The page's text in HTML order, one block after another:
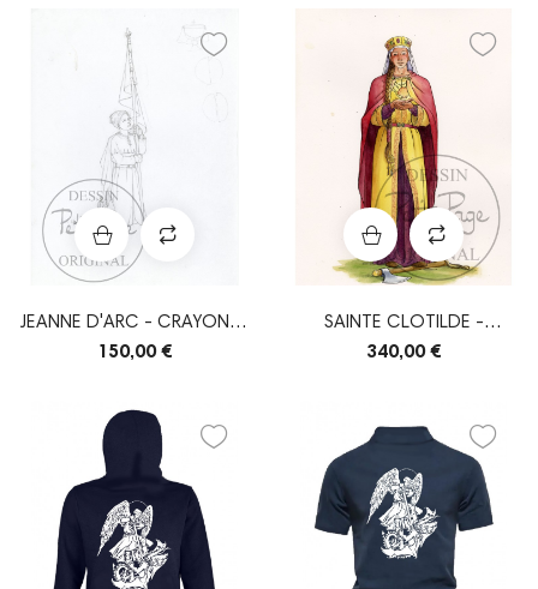
JEANNE D'ARC - CRAYONNÉ
ORIGINAL
150,00 €
SAINTE CLOTILDE -
ORIGINAL
340,00 €